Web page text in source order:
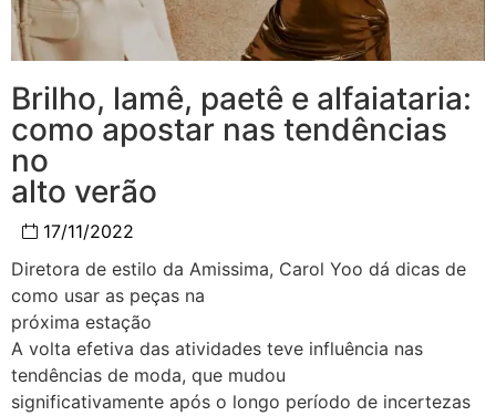
Brilho, lamê, paetê e alfaiataria:
como apostar nas tendências
no
alto verão
17/11/2022
Diretora de estilo da Amissima, Carol Yoo dá dicas de
como usar as peças na
próxima estação
A volta efetiva das atividades teve influência nas
tendências de moda, que mudou
significativamente após o longo período de incertezas